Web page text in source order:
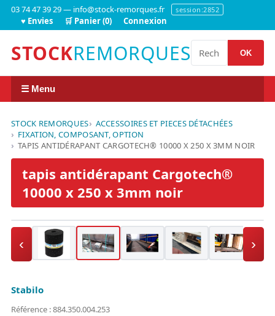
03 74 47 39 29 — info@stock-remorques.fr session:2852
♥ Envies 🛒 Panier (0) Connexion
STOCKREMORQUES OK
☰ Menu
STOCK REMORQUES
ACCESSOIRES ET PIECES DÉTACHÉES
FIXATION, COMPOSANT, OPTION
TAPIS ANTIDÉRAPANT CARGOTECH® 10000 X 250 X 3MM NOIR
tapis antidérapant Cargotech®
10000 x 250 x 3mm noir
‹ ›
Stabilo
Référence : 884.350.004.253